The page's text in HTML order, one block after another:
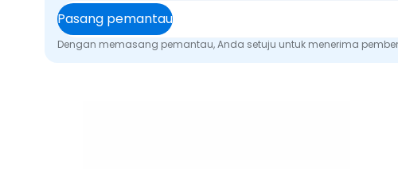
Pasang pemantau
Dengan memasang pemantau, Anda setuju untuk menerima